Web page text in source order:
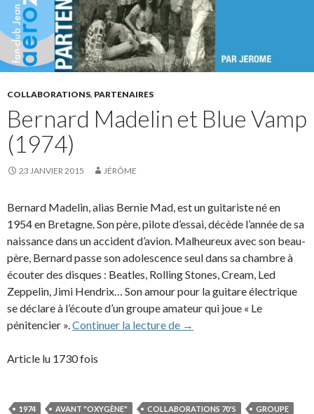
COLLABORATIONS, PARTENAIRES
Bernard Madelin et Blue Vamp
(1974)
23 JANVIER 2015 JÉRÔME
Bernard Madelin, alias Bernie Mad, est un guitariste né en
1954 en Bretagne. Son père, pilote d’essai, décède l’année de sa
naissance dans un accident d’avion. Malheureux avec son beau-
père, Bernard passe son adolescence seul dans sa chambre à
écouter des disques : Beatles, Rolling Stones, Cream, Led
Zeppelin, Jimi Hendrix… Son amour pour la guitare électrique
se déclare à l’écoute d’un groupe amateur qui joue « Le
pénitencier ». Continuer la lecture de Bernard Madelin et Blue
→
Article lu 1730 fois
1974 AVANT "OXYGÈNE" COLLABORATIONS 70'S
GROUPE